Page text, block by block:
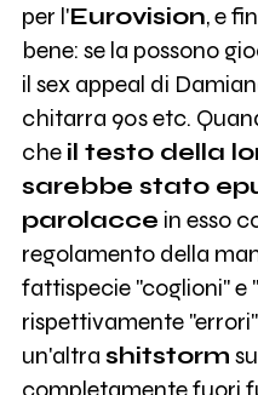
per l'Eurovision, e
bene: se la possono
il sex appeal di
chitarra 90s etc.
che il testo della
sarebbe stato
parolacce in esso
regolamento della
fattispecie "coglioni"
rispettivamente
un'altra shitstorm
completamente fuori